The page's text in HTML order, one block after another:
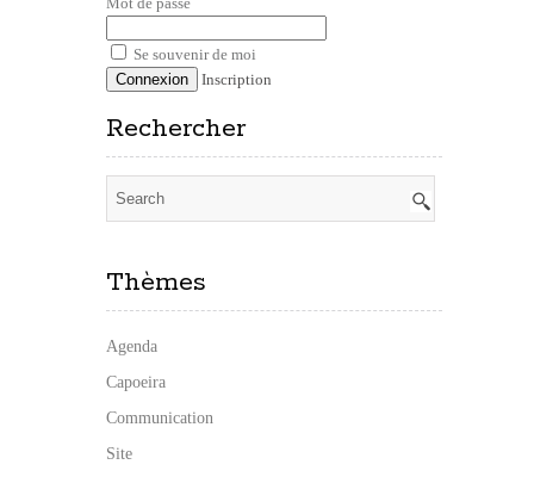
Se souvenir de moi
Inscription
Rechercher
Thèmes
Agenda
Capoeira
Communication
Site